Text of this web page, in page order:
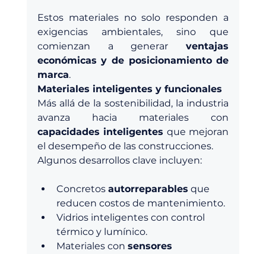
Estos materiales no solo responden a
exigencias ambientales, sino que
comienzan a generar ventajas
económicas y de posicionamiento de
marca.
Materiales inteligentes y funcionales
Más allá de la sostenibilidad, la industria
capacidades inteligentes que mejoran
el desempeño de las construcciones.
Algunos desarrollos clave incluyen:
Concretos autorreparables que
reducen costos de mantenimiento.
Vidrios inteligentes con control
térmico y lumínico.
Materiales con sensores